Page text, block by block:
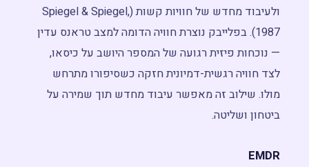
ולעיבוד מחדש של חוויות קשות (Spiegel & Spiegel,
1987). בפלייבק נוצרת חוויה הדומה למצב טראנס עדין
— נוכחות פיזית רגועה של המספר היושב על כיסאו,
לצד חוויה רגשית-דמיונית חזקה כשסיפורו מתרחש
מולו. שילוב זה מאפשר עיבוד מחדש תוך שמירה על
ביטחון ושליטה.
EMDR